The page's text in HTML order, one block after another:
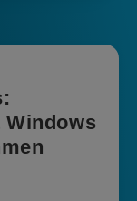
Windows